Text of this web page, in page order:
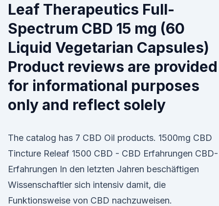
Leaf Therapeutics Full-
Spectrum CBD 15 mg (60
Liquid Vegetarian Capsules)
Product reviews are provided
for informational purposes
only and reflect solely
The catalog has 7 CBD Oil products. 1500mg CBD
Tincture Releaf 1500 CBD - CBD Erfahrungen CBD-
Erfahrungen In den letzten Jahren beschäftigen
Wissenschaftler sich intensiv damit, die
Funktionsweise von CBD nachzuweisen.